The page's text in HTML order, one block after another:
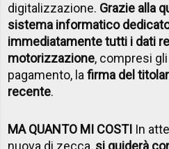
digitalizzazione. Grazie alla
sistema informatico
immediatamente tutti i dati
motorizzazione, compresi
pagamento, lafirma del
recente.
MA QUANTO MI COSTI In